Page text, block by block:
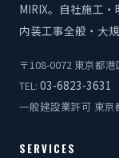
MIRIX。自社施工
内装工事全般・大
〒108-0072 東京都
TEL: 03-6823-3631
一般建設業許可 東京
SERVICES